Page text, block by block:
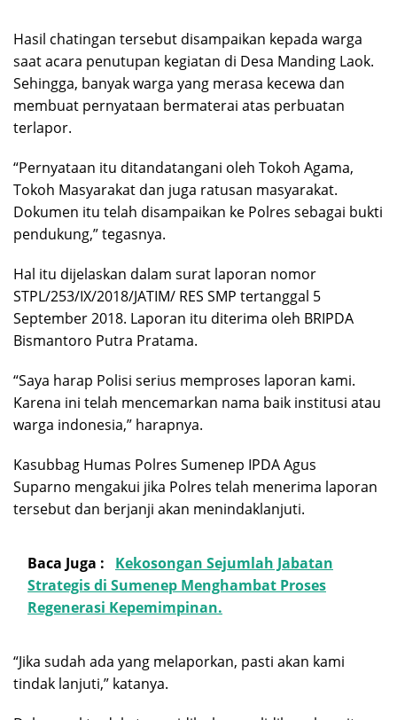
Hasil chatingan tersebut disampaikan kepada warga
saat acara penutupan kegiatan di Desa Manding Laok.
Sehingga, banyak warga yang merasa kecewa dan
membuat pernyataan bermaterai atas perbuatan
terlapor.
“Pernyataan itu ditandatangani oleh Tokoh Agama,
Tokoh Masyarakat dan juga ratusan masyarakat.
Dokumen itu telah disampaikan ke Polres sebagai bukti
pendukung,” tegasnya.
Hal itu dijelaskan dalam surat laporan nomor
STPL/253/IX/2018/JATIM/ RES SMP tertanggal 5
September 2018. Laporan itu diterima oleh BRIPDA
Bismantoro Putra Pratama.
“Saya harap Polisi serius memproses laporan kami.
Karena ini telah mencemarkan nama baik institusi atau
warga indonesia,” harapnya.
Kasubbag Humas Polres Sumenep IPDA Agus
Suparno mengakui jika Polres telah menerima laporan
tersebut dan berjanji akan menindaklanjuti.
Baca Juga :
Kekosongan Sejumlah Jabatan
Strategis di Sumenep Menghambat Proses
Regenerasi Kepemimpinan.
“Jika sudah ada yang melaporkan, pasti akan kami
tindak lanjuti,” katanya.